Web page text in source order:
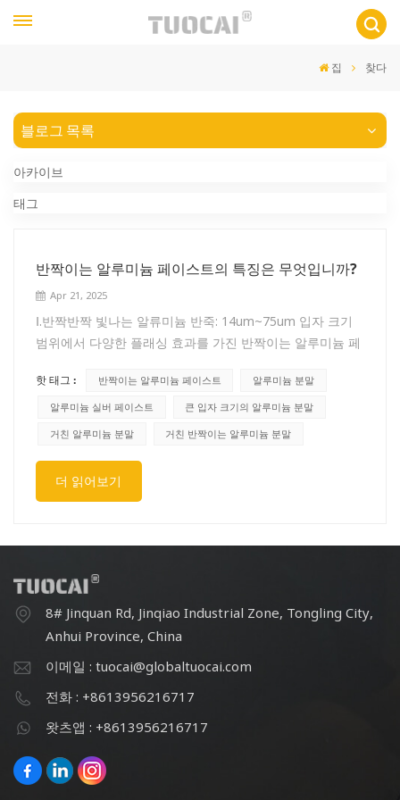
집 찾다
블로그 목록
아카이브
태그
반짝이는 알루미늄 페이스트의 특징은 무엇입니까?
Apr 21, 2025
Ⅰ.반짝반짝 빛나는 알류미늄 반죽: 14um~75um 입자 크기
범위에서 다양한 플래싱 효과를 가진 반짝이는 알루미늄 페
사용되며 용매는 고인화점 방향족 150# 또는 D 시리즈 탈
방향족 용매입니다.Ⅱ.특징 : 이 시리즈는 은 페이스트 독특한
깜빡임, 밝고 각도에 따른 색상 효과를 가지고 있습니다. 비
플래시 실버는 기본적으로 고운 흰색, 거친 밝기, 좋은 인화
목재 등의 코팅에도 사용할 수 있습니다.
핫 태그 : 반짝이는 알루미늄 페이스트
알루미늄 분말
알루미늄 실버 페이스트
큰 입자 크기의 알루미늄 분말
거친 알루미늄 분말
거친 반짝이는 알루미늄 분말
더 읽어보기
8# Jinquan Rd, Jinqiao Industrial Zone, Tongling City,
Anhui Province, China
이메일 : tuocai@globaltuocai.com
전화 : +8613956216717
왓츠앱 : +8613956216717